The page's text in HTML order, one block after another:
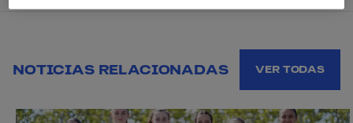
NOTICIAS RELACIONADAS VER TODAS